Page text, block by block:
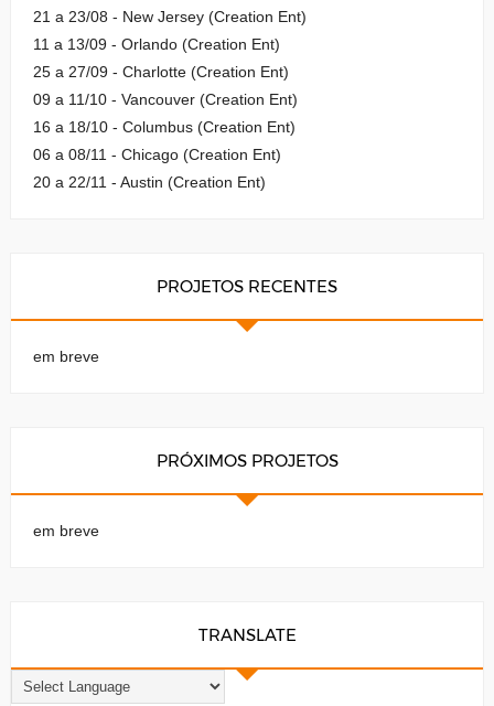
21 a 23/08 - New Jersey (Creation Ent)
11 a 13/09 - Orlando (Creation Ent)
25 a 27/09 - Charlotte (Creation Ent)
09 a 11/10 - Vancouver (Creation Ent)
16 a 18/10 - Columbus (Creation Ent)
06 a 08/11 - Chicago (Creation Ent)
20 a 22/11 - Austin (Creation Ent)
PROJETOS RECENTES
em breve
PRÓXIMOS PROJETOS
em breve
TRANSLATE